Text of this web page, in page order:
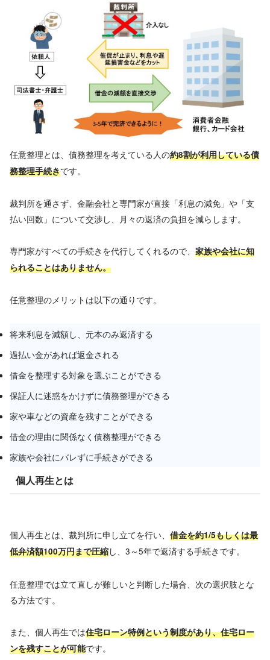
任意整理とは、債務整理を考えている人の約8割が利用している債
務整理手続きです。
裁判所を通さず、金融会社と専門家が直接「利息の減免」や「支
払い回数」について交渉し、月々の返済の負担を減らします。
専門家がすべての手続きを代行してくれるので、 家族や会社に知
られることはありません。
任意整理のメリットは以下の通りです。
将来利息を減額し、元本のみ返済する
過払い金があれば返金される
借金を整理する対象を選ぶことができる
保証人に迷惑をかけずに債務整理ができる
家や車などの資産を残すことができる
借金の理由に関係なく債務整理ができる
家族や会社にバレずに手続きができる
個人再生とは
個人再生とは、裁判所に申し立てを行い、 借金を約1/5もしくは最
低弁済額100万円まで圧縮し、3～5年で返済する手続きです。
任意整理では立て直しが難しいと判断した場合、次の選択肢とな
る方法です。
また、個人再生では住宅ローン特例という制度があり、住宅ロー
ンを残すことが可能です。